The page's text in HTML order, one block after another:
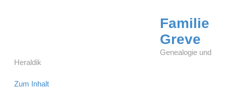
Familie
Greve
Genealogie und
Heraldik
Zum Inhalt